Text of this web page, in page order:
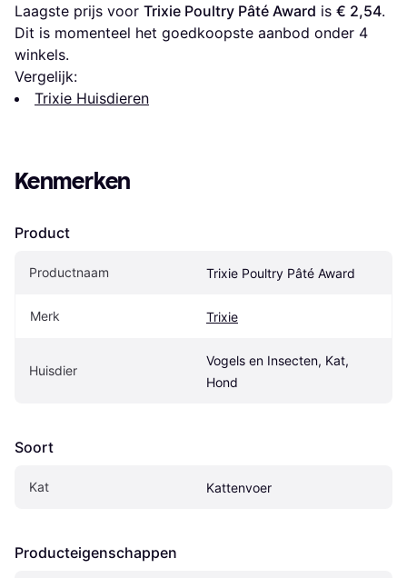
Laagste prijs voor Trixie Poultry Pâté Award is € 2,54.
Dit is momenteel het goedkoopste aanbod onder 4
winkels.
Vergelijk:
Trixie Huisdieren
Kenmerken
Product
Productnaam Trixie Poultry Pâté Award
Merk Trixie
Huisdier
Vogels en Insecten, Kat,
Hond
Soort
Kat Kattenvoer
Producteigenschappen